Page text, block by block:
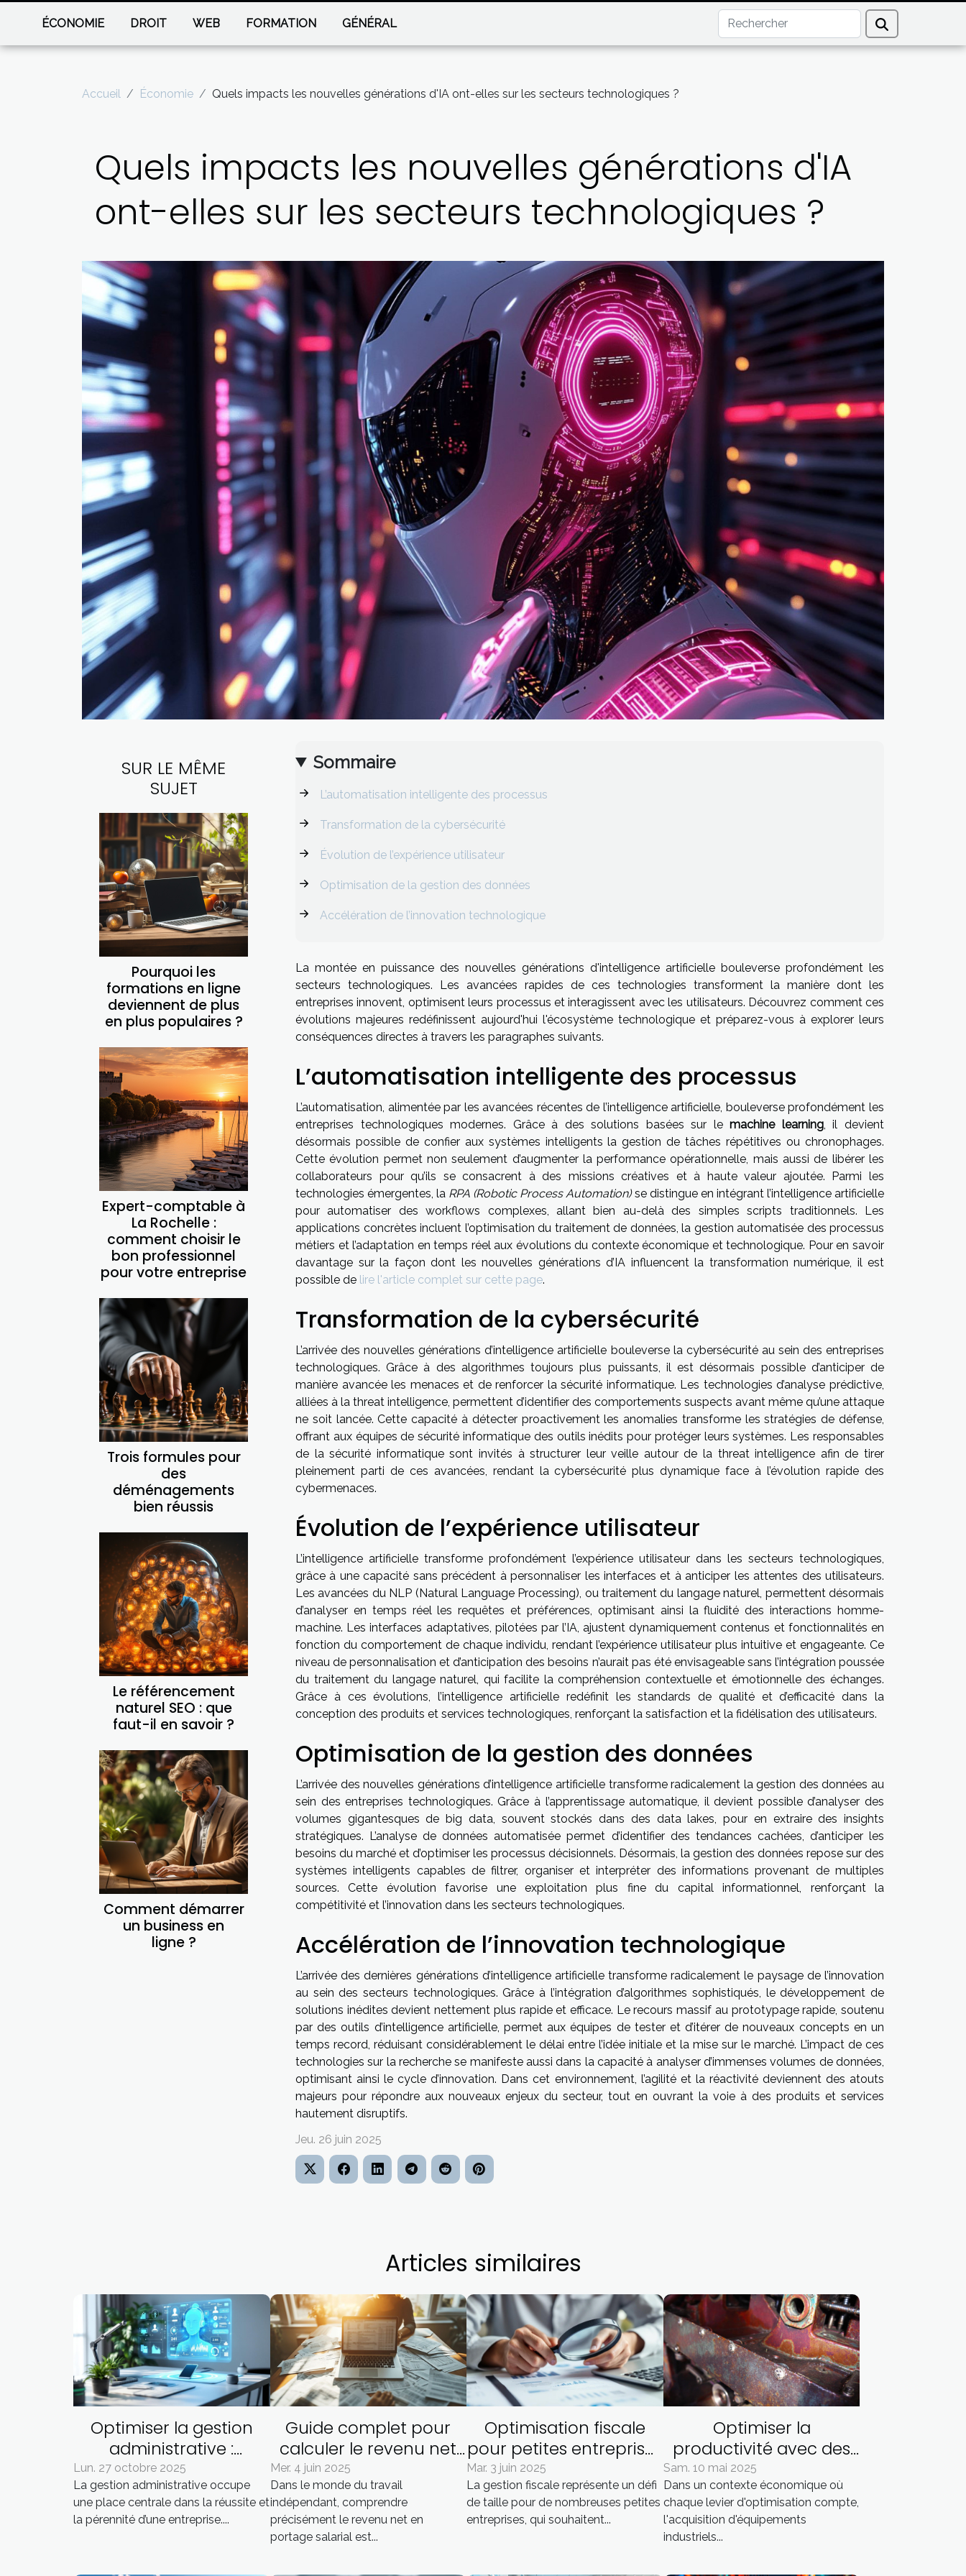
ÉCONOMIE DROIT WEB FORMATION GÉNÉRAL
Accueil Économie Quels impacts les nouvelles générations d'IA ont-elles sur les secteurs technologiques ?
Quels impacts les nouvelles générations d'IA
ont-elles sur les secteurs technologiques ?
SUR LE MÊME
SUJET
Pourquoi les
formations en ligne
deviennent de plus
en plus populaires ?
Expert-comptable à
La Rochelle :
comment choisir le
bon professionnel
pour votre entreprise
Trois formules pour
des
déménagements
bien réussis
Le référencement
naturel SEO : que
faut-il en savoir ?
Comment démarrer
un business en
ligne ?
Sommaire
L’automatisation intelligente des processus
Transformation de la cybersécurité
Évolution de l’expérience utilisateur
Optimisation de la gestion des données
Accélération de l’innovation technologique
La montée en puissance des nouvelles générations d'intelligence artificielle bouleverse profondément les
secteurs technologiques. Les avancées rapides de ces technologies transforment la manière dont les
entreprises innovent, optimisent leurs processus et interagissent avec les utilisateurs. Découvrez comment ces
évolutions majeures redéfinissent aujourd'hui l'écosystème technologique et préparez-vous à explorer leurs
conséquences directes à travers les paragraphes suivants.
L’automatisation intelligente des processus
L’automatisation, alimentée par les avancées récentes de l’intelligence artificielle, bouleverse profondément les
entreprises technologiques modernes. Grâce à des solutions basées sur lemachine learning, il devient
désormais possible de confier aux systèmes intelligents la gestion de tâches répétitives ou chronophages.
Cette évolution permet non seulement d’augmenter la performance opérationnelle, mais aussi de libérer les
collaborateurs pour qu’ils se consacrent à des missions créatives et à haute valeur ajoutée. Parmi les
technologies émergentes, la RPA (Robotic Process Automation)se distingue en intégrant l’intelligence artificielle
pour automatiser des workflows complexes, allant bien au-delà des simples scripts traditionnels. Les
applications concrètes incluent l’optimisation du traitement de données, la gestion automatisée des processus
métiers et l’adaptation en temps réel aux évolutions du contexte économique et technologique. Pour en savoir
davantage sur la façon dont les nouvelles générations d’IA influencent la transformation numérique, il est
possible de lire l'article complet sur cette page.
Transformation de la cybersécurité
L’arrivée des nouvelles générations d’intelligence artificielle bouleverse la cybersécurité au sein des entreprises
technologiques. Grâce à des algorithmes toujours plus puissants, il est désormais possible d’anticiper de
manière avancée les menaces et de renforcer la sécurité informatique. Les technologies d’analyse prédictive,
alliées à la threat intelligence, permettent d’identifier des comportements suspects avant même qu’une attaque
ne soit lancée. Cette capacité à détecter proactivement les anomalies transforme les stratégies de défense,
offrant aux équipes de sécurité informatique des outils inédits pour protéger leurs systèmes. Les responsables
de la sécurité informatique sont invités à structurer leur veille autour de la threat intelligence afin de tirer
pleinement parti de ces avancées, rendant la cybersécurité plus dynamique face à l’évolution rapide des
cybermenaces.
Évolution de l’expérience utilisateur
L’intelligence artificielle transforme profondément l’expérience utilisateur dans les secteurs technologiques,
grâce à une capacité sans précédent à personnaliser les interfaces et à anticiper les attentes des utilisateurs.
Les avancées du NLP (Natural Language Processing), ou traitement du langage naturel, permettent désormais
d’analyser en temps réel les requêtes et préférences, optimisant ainsi la fluidité des interactions homme-
machine. Les interfaces adaptatives, pilotées par l’IA, ajustent dynamiquement contenus et fonctionnalités en
fonction du comportement de chaque individu, rendant l’expérience utilisateur plus intuitive et engageante. Ce
niveau de personnalisation et d’anticipation des besoins n’aurait pas été envisageable sans l’intégration poussée
du traitement du langage naturel, qui facilite la compréhension contextuelle et émotionnelle des échanges.
Grâce à ces évolutions, l’intelligence artificielle redéfinit les standards de qualité et d’efficacité dans la
conception des produits et services technologiques, renforçant la satisfaction et la fidélisation des utilisateurs.
Optimisation de la gestion des données
L’arrivée des nouvelles générations d’intelligence artificielle transforme radicalement la gestion des données au
sein des entreprises technologiques. Grâce à l’apprentissage automatique, il devient possible d’analyser des
volumes gigantesques de big data, souvent stockés dans des data lakes, pour en extraire des insights
stratégiques. L’analyse de données automatisée permet d’identifier des tendances cachées, d’anticiper les
besoins du marché et d’optimiser les processus décisionnels. Désormais, la gestion des données repose sur des
systèmes intelligents capables de filtrer, organiser et interpréter des informations provenant de multiples
sources. Cette évolution favorise une exploitation plus fine du capital informationnel, renforçant la
compétitivité et l’innovation dans les secteurs technologiques.
Accélération de l’innovation technologique
L’arrivée des dernières générations d’intelligence artificielle transforme radicalement le paysage de l’innovation
au sein des secteurs technologiques. Grâce à l’intégration d’algorithmes sophistiqués, le développement de
solutions inédites devient nettement plus rapide et efficace. Le recours massif au prototypage rapide, soutenu
par des outils d’intelligence artificielle, permet aux équipes de tester et d’itérer de nouveaux concepts en un
temps record, réduisant considérablement le délai entre l’idée initiale et la mise sur le marché. L’impact de ces
technologies sur la recherche se manifeste aussi dans la capacité à analyser d’immenses volumes de données,
optimisant ainsi le cycle d’innovation. Dans cet environnement, l’agilité et la réactivité deviennent des atouts
majeurs pour répondre aux nouveaux enjeux du secteur, tout en ouvrant la voie à des produits et services
hautement disruptifs.
Jeu. 26 juin 2025
Articles similaires
Optimiser la gestion
administrative :
avantages d'une
assistance externalisée
Lun. 27 octobre 2025
La gestion administrative occupe
une place centrale dans la réussite et
la pérennité d’une entreprise....
Guide complet pour
calculer le revenu net
des freelances en
portage salarial
Mer. 4 juin 2025
Dans le monde du travail
indépendant, comprendre
précisément le revenu net en
portage salarial est...
Optimisation fiscale
pour petites entreprises
: Stratégies clés
Mar. 3 juin 2025
La gestion fiscale représente un défi
de taille pour de nombreuses petites
entreprises, qui souhaitent...
Optimiser la
productivité avec des
équipements industriels
d'occasion
Sam. 10 mai 2025
Dans un contexte économique où
chaque levier d'optimisation compte,
l'acquisition d'équipements
industriels...